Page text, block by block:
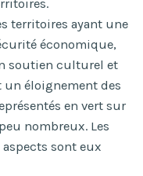
territoires ayant une
économique,
soutien culturel et
un éloignement des
en vert sur
nombreux. Les
sont eux